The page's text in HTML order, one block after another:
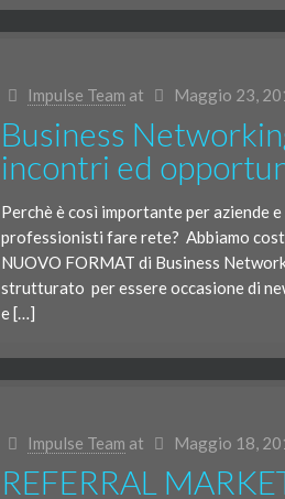
Impulse Team at Maggio 23,
Business
incontri ed
Perchè è così importante per aziende e
professionisti fare rete? Abbiamo
NUOVO FORMAT di Business
strutturato per essere occasione di
e […]
Impulse Team at Maggio 18,
REFERRAL